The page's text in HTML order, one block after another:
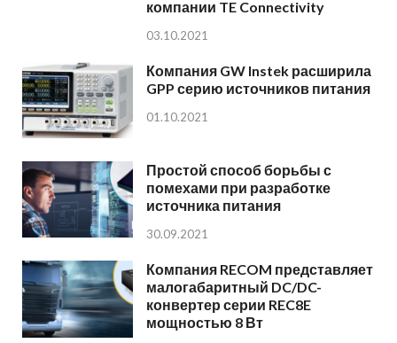
компании TE Connectivity
03.10.2021
Компания GW Instek расширила
GPP серию источников питания
01.10.2021
Простой способ борьбы с
помехами при разработке
источника питания
30.09.2021
Компания RECOM представляет
малогабаритный DC/DC-
конвертер серии REC8E
мощностью 8 Вт